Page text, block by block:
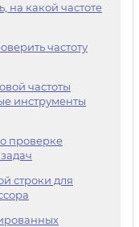
на какой частоте
частоту
частоты
инструменты
проверке
строки для